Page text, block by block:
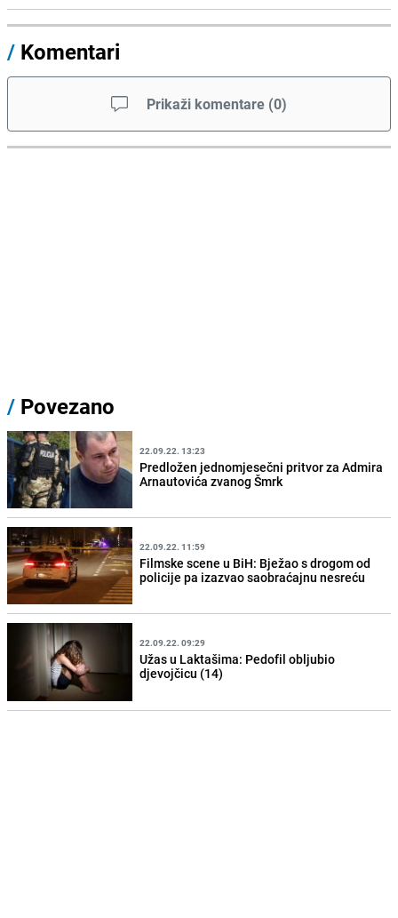
/ Komentari
Prikaži komentare (0)
/ Povezano
22.09.22. 13:23
Predložen jednomjesečni pritvor za Admira
Arnautovića zvanog Šmrk
22.09.22. 11:59
Filmske scene u BiH: Bježao s drogom od
policije pa izazvao saobraćajnu nesreću
22.09.22. 09:29
Užas u Laktašima: Pedofil obljubio
djevojčicu (14)